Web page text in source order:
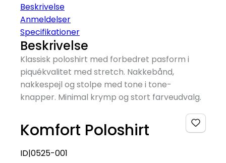
Beskrivelse
Anmeldelser
Specifikationer
Beskrivelse
Klassisk poloshirt med forbedret pasform i
piquékvalitet med stretch. Nakkebånd,
nakkespejl og stolpe med tone i tone-
knapper. Minimal krymp og stort farveudvalg.
Komfort Poloshirt
ID|0525-001